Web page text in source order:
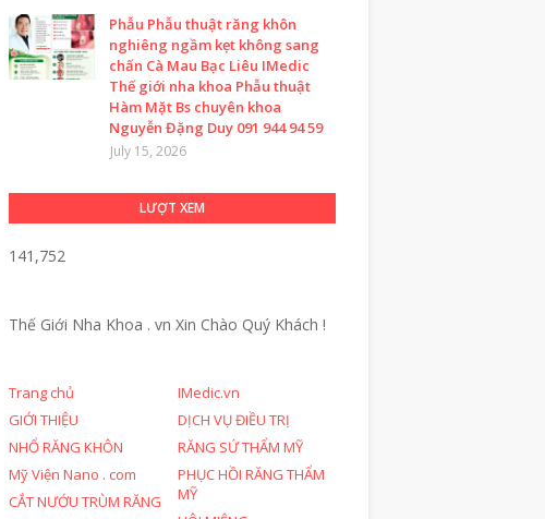
Phẫu Phẫu thuật răng khôn
nghiêng ngầm kẹt không sang
chấn Cà Mau Bạc Liêu IMedic
Thế giới nha khoa Phẫu thuật
Hàm Mặt Bs chuyên khoa
Nguyễn Đặng Duy 091 944 94 59
July 15, 2026
LƯỢT XEM
141,752
Thế Giới Nha Khoa . vn Xin Chào Quý Khách !
Trang chủ
IMedic.vn
GIỚI THIỆU
DỊCH VỤ ĐIỀU TRỊ
NHỔ RĂNG KHÔN
RĂNG SỨ THẨM MỸ
Mỹ Viện Nano . com
PHỤC HỒI RĂNG THẨM
MỸ
CẮT NƯỚU TRÙM RĂNG